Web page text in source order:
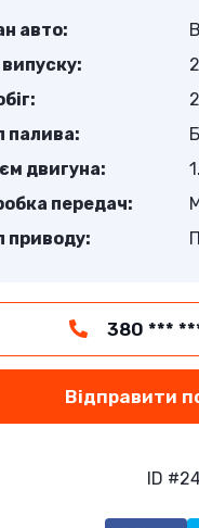
авто:
випуску:
палива:
двигуна:
передач:
приводу:
Відправити
ID